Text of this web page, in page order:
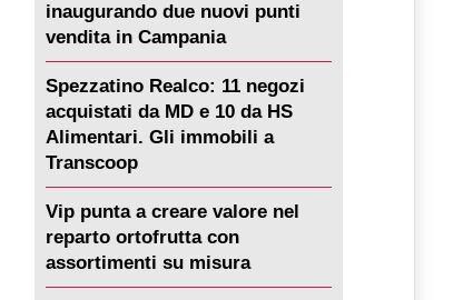
inaugurando due nuovi punti
vendita in Campania
Spezzatino Realco: 11 negozi
acquistati da MD e 10 da HS
Alimentari. Gli immobili a
Transcoop
Vip punta a creare valore nel
reparto ortofrutta con
assortimenti su misura